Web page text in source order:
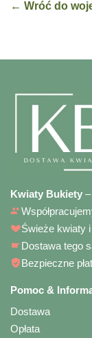
← Wróć do
Kwiaty Bukiety
Świeże kwiaty
Dostawa tego
Bezpieczne
Pomoc &
Dostawa
Opłata